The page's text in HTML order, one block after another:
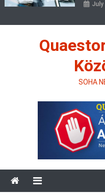
July
SOHA